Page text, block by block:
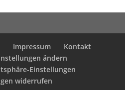
Impressum
Kontakt
ändern
Einstellungen
widerrufen